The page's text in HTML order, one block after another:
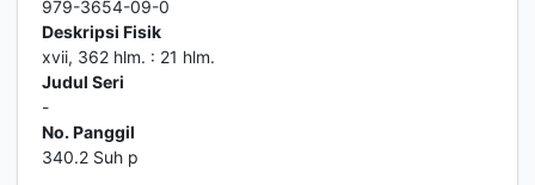
979-3654-09-0
Deskripsi Fisik
xvii, 362 hlm. : 21 hlm.
Judul Seri
-
No. Panggil
340.2 Suh p